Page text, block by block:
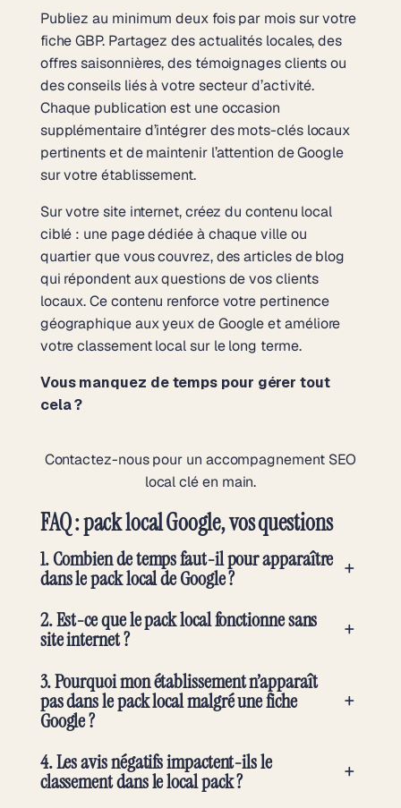
Publiez au minimum deux fois par mois sur votre
fiche GBP. Partagez des actualités locales, des
offres saisonnières, des témoignages clients ou
des conseils liés à votre secteur d’activité.
Chaque publication est une occasion
supplémentaire d’intégrer des mots-clés locaux
pertinents et de maintenir l’attention de Google
sur votre établissement.
Sur votre site internet, créez du contenu local
ciblé : une page dédiée à chaque ville ou
quartier que vous couvrez, des articles de blog
qui répondent aux questions de vos clients
locaux. Ce contenu renforce votre pertinence
géographique aux yeux de Google et améliore
votre classement local sur le long terme.
Vous manquez de temps pour gérer tout
cela ?
Contactez-nous pour un accompagnement SEO
local clé en main.
FAQ : pack local Google, vos questions
1. Combien de temps faut-il pour apparaître
dans le pack local de Google ?
+
2. Est-ce que le pack local fonctionne sans
site internet ?
+
3. Pourquoi mon établissement n’apparaît
pas dans le pack local malgré une fiche
Google ?
+
4. Les avis négatifs impactent-ils le
classement dans le local pack ?
+